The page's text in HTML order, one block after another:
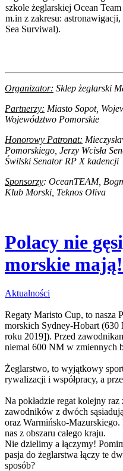
szkole żeglarskiej Ocean
m.in z zakresu:
Sea Surviwal).
Organizator: Sklep żeglarski
Partnerzy: Miasto Sopot,
Województwo Pomorskie
Honorowy Patronat:
Pomorskiego, Jerzy Wcisła
Świlski Senator RP X kadencji
Sponsorzy: OceanTEAM,
Klub Morski, Teknos Oliva
Polacy nie
morskie mają!
Aktualności
Regaty Maristo Cup, to nasza
morskich Sydney-Hobart
roku 2019]). Przed
niemal 600 NM w zmiennych
Żeglarstwo, to wyjątkowy
rywalizacji i współpracy, a
Na pokładzie regat kolejny raz
zawodników z dwóch
oraz Warmińsko-
nas z obszaru całego kraju.
Nie dzielimy a łączymy!
pasja do żeglarstwa łączy te
sposób?